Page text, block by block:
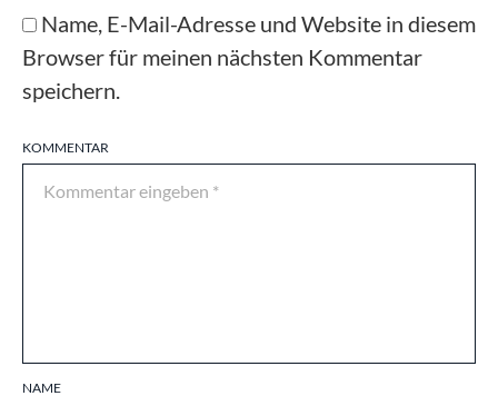
KOMMENTAR
NAME
Name, E-Mail-Adresse und Website in diesem
Browser für meinen nächsten Kommentar
speichern.